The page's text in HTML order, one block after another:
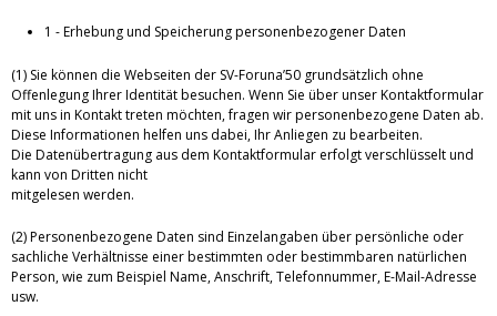
1 - Erhebung und Speicherung personenbezogener Daten
(1) Sie können die Webseiten der SV-Foruna’50 grundsätzlich ohne
Offenlegung Ihrer Identität besuchen. Wenn Sie über unser Kontaktformular
mit uns in Kontakt treten möchten, fragen wir personenbezogene Daten ab.
Diese Informationen helfen uns dabei, Ihr Anliegen zu bearbeiten.
Die Datenübertragung aus dem Kontaktformular erfolgt verschlüsselt und
kann von Dritten nicht
mitgelesen werden.
(2) Personenbezogene Daten sind Einzelangaben über persönliche oder
sachliche Verhältnisse einer bestimmten oder bestimmbaren natürlichen
Person, wie zum Beispiel Name, Anschrift, Telefonnummer, E-Mail-Adresse
usw.